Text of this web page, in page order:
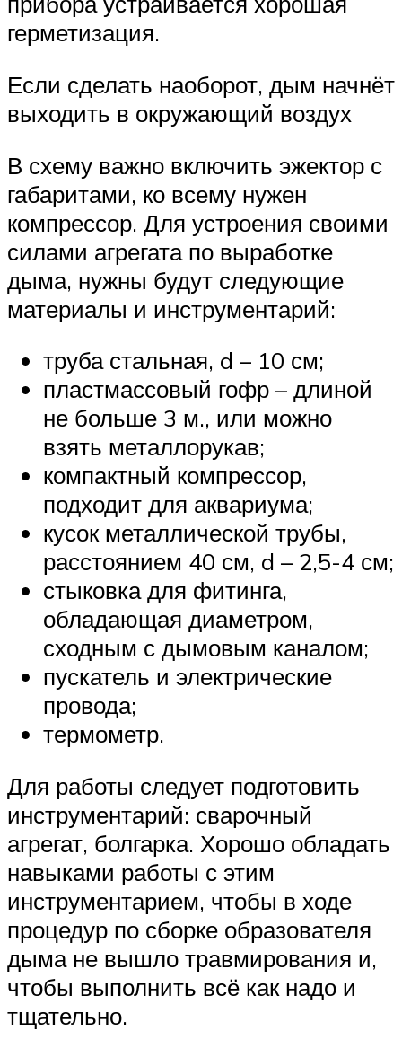
герметизация.
Если сделать наоборот, дым начнёт
выходить в окружающий воздух
В схему важно включить эжектор с
габаритами, ко всему нужен
компрессор. Для устроения своими
силами агрегата по выработке
дыма, нужны будут следующие
материалы и инструментарий:
труба стальная, d – 10 см;
пластмассовый гофр – длиной
не больше 3 м., или можно
взять металлорукав;
компактный компрессор,
подходит для аквариума;
кусок металлической трубы,
расстоянием 40 см, d – 2,5-4 см;
стыковка для фитинга,
обладающая диаметром,
сходным с дымовым каналом;
пускатель и электрические
провода;
термометр.
Для работы следует подготовить
инструментарий: сварочный
агрегат, болгарка. Хорошо обладать
навыками работы с этим
инструментарием, чтобы в ходе
процедур по сборке образователя
дыма не вышло травмирования и,
чтобы выполнить всё как надо и
тщательно.